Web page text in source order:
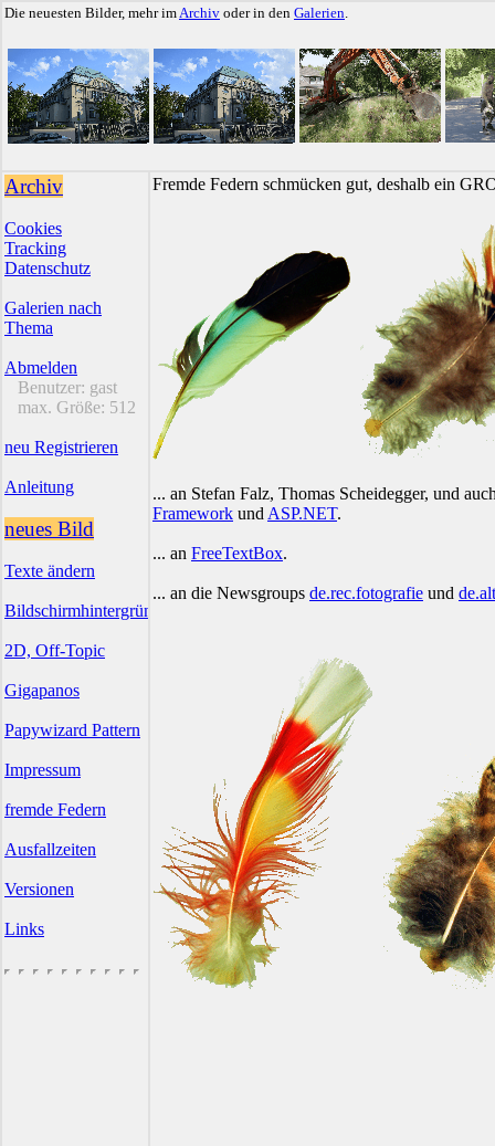
Die neuesten Bilder, mehr imArchiv oder in den Galerien.
Archiv
Cookies
Tracking
Datenschutz
Galerien nach
Thema
Abmelden
Benutzer: gast
max. Größe: 512
neu Registrieren
Anleitung
neues Bild
Texte ändern
Bildschirmhintergründe
2D, Off-Topic
Gigapanos
Papywizard Pattern
Impressum
fremde Federn
Ausfallzeiten
Versionen
Links
Fremde Federn schmücken gut, deshalb ein
... an Stefan Falz, Thomas Scheidegger, und
Framework und ASP.NET.
... an FreeTextBox.
... an die Newsgroups de.rec.fotografie und